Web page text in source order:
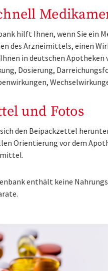
hilft Ihnen, wenn Sie ein
des Arzneimittels, einen
in deutschen
Dosierung,
und Fotos
den Beipackzettel
Orientierung vor dem
enthält keine